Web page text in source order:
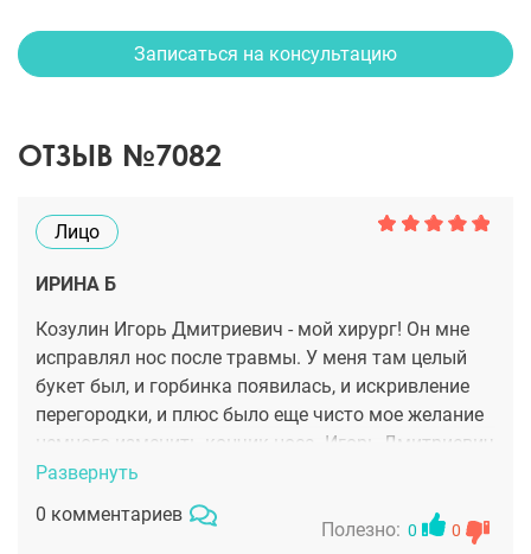
Записаться на консультацию
ОТЗЫВ №7082
Лицо
ИРИНА Б
Козулин Игорь Дмитриевич - мой хирург! Он мне
исправлял нос после травмы. У меня там целый
букет был, и горбинка появилась, и искривление
перегородки, и плюс было еще чисто мое желание
немного изменить кончик носа. Игорь Дмитриевич
реализовал это за одну операцию! Придал моему
носу очень красивую форму и нормализовал
дыхание. Реабилитацию я перенесла хорошо.
Развернуть
0 комментариев
Полезно: 0 0